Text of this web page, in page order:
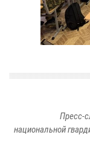
Пресс-
национальной